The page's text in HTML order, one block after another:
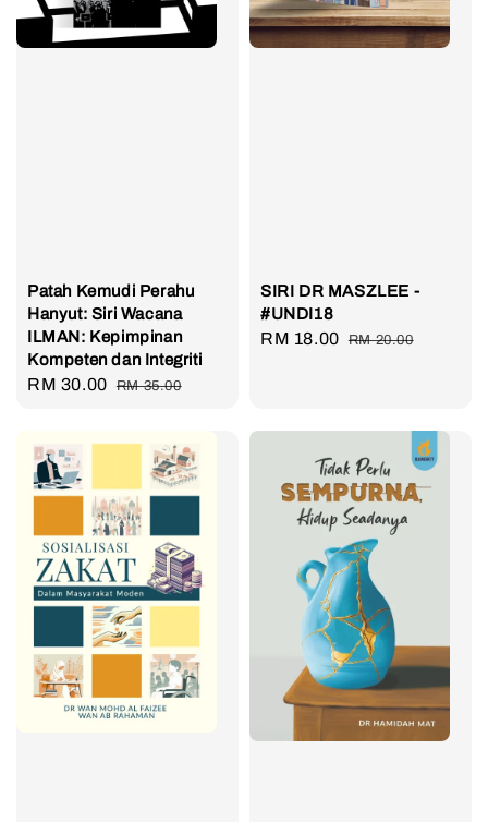
Patah Kemudi Perahu
Hanyut: Siri Wacana
ILMAN: Kepimpinan
Kompeten dan Integriti
Sale
RM 30.00 Regular
RM 35.00
SIRI DR MASZLEE -
#UNDI18
Sale
RM 18.00 Regular
RM 20.00